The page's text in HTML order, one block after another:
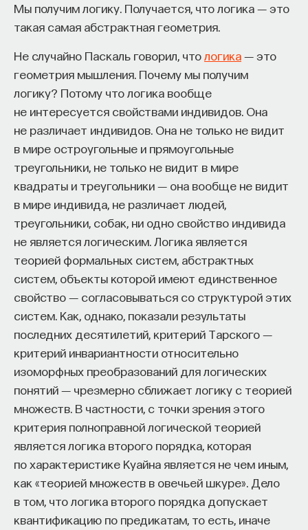
Мы получим логику. Получается, что логика ― это
такая самая абстрактная геометрия.
Не случайно Паскаль говорил, что логика― это
геометрия мышления. Почему мы получим
логику? Потому что логика вообще
не интересуется свойствами индивидов. Она
не различает индивидов. Она не только не видит
в мире остроугольные и прямоугольные
треугольники, не только не видит в мире
квадраты и треугольники ― она вообще не видит
в мире индивида, не различает людей,
треугольники, собак, ни одно свойство индивида
не является логическим. Логика является
теорией формальных систем, абстрактных
систем, объекты которой имеют единственное
свойство ― согласовываться со структурой этих
систем. Как, однако, показали результаты
последних десятилетий, критерий Тарского ―
критерий инвариантности относительно
изоморфных преобразований для логических
понятий ― чрезмерно сближает логику с теорией
множеств. В частности, с точки зрения этого
критерия полноправной логической теорией
является логика второго порядка, которая
по характеристике Куайна является не чем иным,
как «теорией множеств в овечьей шкуре». Дело
в том, что логика второго порядка допускает
квантификацию по предикатам, то есть, иначе
ХРИСТИАНСКО-ДЕМОКРАТИЧЕСКИЙ СОЮЗ ГЕРМАНИИ
КУРС
История Германии XX века
СОХРАНИТЬ КУРС
Внеси свой вклад в дело
просвещения!
ПОДДЕРЖАТЬ ПОСТНАУКУ